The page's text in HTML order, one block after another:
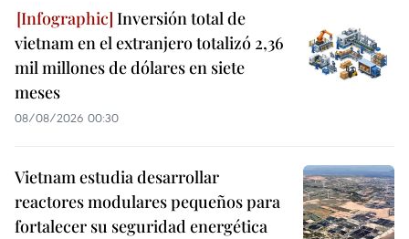
Inversión total de
vietnam en el extranjero totalizó 2,36
mil millones de dólares en siete
meses
08/08/2026 00:30
Vietnam estudia desarrollar
reactores modulares pequeños para
fortalecer su seguridad energética